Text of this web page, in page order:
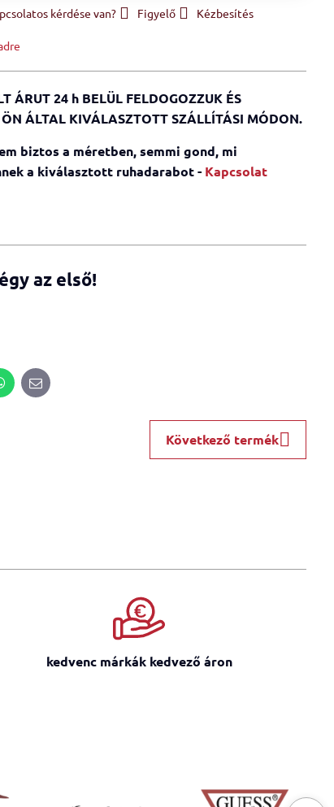
kérdése van? Figyelő Kézbesítés
ÁRUT 24 h BELÜL FELDOGOZZUK ÉS
ÁLTAL KIVÁLASZTOTT SZÁLLÍTÁSI MÓDON.
biztos a méretben, semmi gond, mi
a kiválasztott ruhadarabot - Kapcsolat
az első!
E-
mail
Következő termék
kedvenc márkák kedvező áron